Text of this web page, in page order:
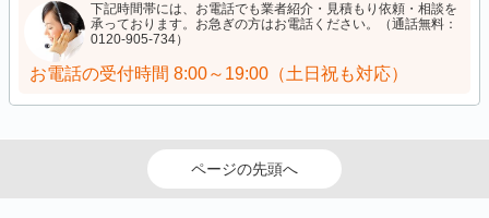
下記時間帯には、お電話でも業者紹介・見積もり依頼・相談を
承っております。お急ぎの方はお電話ください。（通話無料：
0120-905-734）
お電話の受付時間 8:00～19:00（土日祝も対応）
ページの先頭へ